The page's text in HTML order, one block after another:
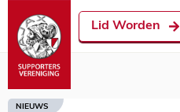
Lid Worden
NIEUWS